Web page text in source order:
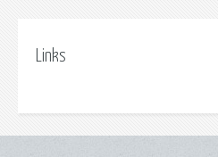
Links